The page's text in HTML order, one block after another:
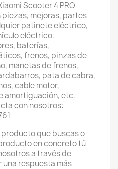
Scooter 4 PRO -
mejoras, partes
patinete eléctrico,
eléctrico.
baterías,
frenos, pinzas de
manetas de frenos,
pata de cabra,
cable motor,
amortiguación, etc.
con nosotros:
que buscas o
en concreto tú
a través de
respuesta más